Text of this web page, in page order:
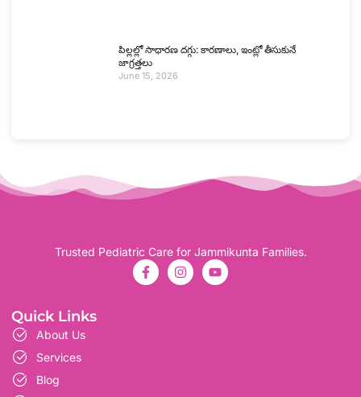
పిల్లల్లో సాధారణ దగ్గు: కారణాలు, ఇంట్లో తీసుకునే
జాగ్రత్తలు
June 15, 2026
Trusted Pediatric Care for Jammikunta Families.
Quick Links
About Us
Services
Blog